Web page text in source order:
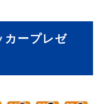
カープレゼ